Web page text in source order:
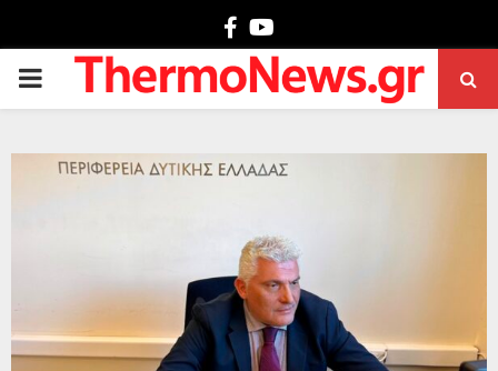
Facebook
PRIMARY